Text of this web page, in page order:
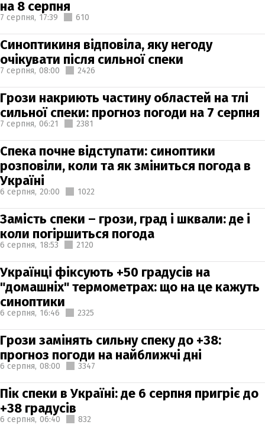
на 8 серпня
7 серпня, 17:39 610
Синоптикиня відповіла, яку негоду
очікувати після сильної спеки
7 серпня, 08:00 2426
Грози накриють частину областей на тлі
сильної спеки: прогноз погоди на 7 серпня
7 серпня, 06:21 2381
Спека почне відступати: синоптики
розповіли, коли та як зміниться погода в
Україні
6 серпня, 20:00 1022
Замість спеки – грози, град і шквали: де і
коли погіршиться погода
6 серпня, 18:53 2120
Українці фіксують +50 градусів на
"домашніх" термометрах: що на це кажуть
синоптики
6 серпня, 16:46 2325
Грози замінять сильну спеку до +38:
прогноз погоди на найближчі дні
6 серпня, 08:00 3347
Пік спеки в Україні: де 6 серпня пригріє до
+38 градусів
6 серпня, 06:40 832